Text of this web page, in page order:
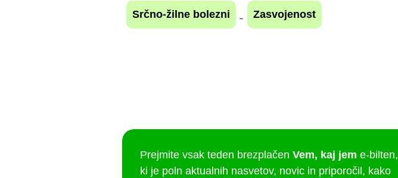
Srčno-žilne bolezni Zasvojenost
Prejmite vsak teden brezplačen Vem, kaj jem e-bilten,
ki je poln aktualnih nasvetov, novic in priporočil, kako